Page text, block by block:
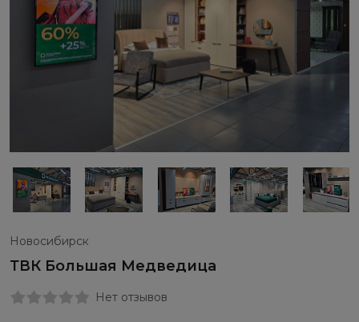
Новосибирск
ТВК Большая Медведица
Нет отзывов